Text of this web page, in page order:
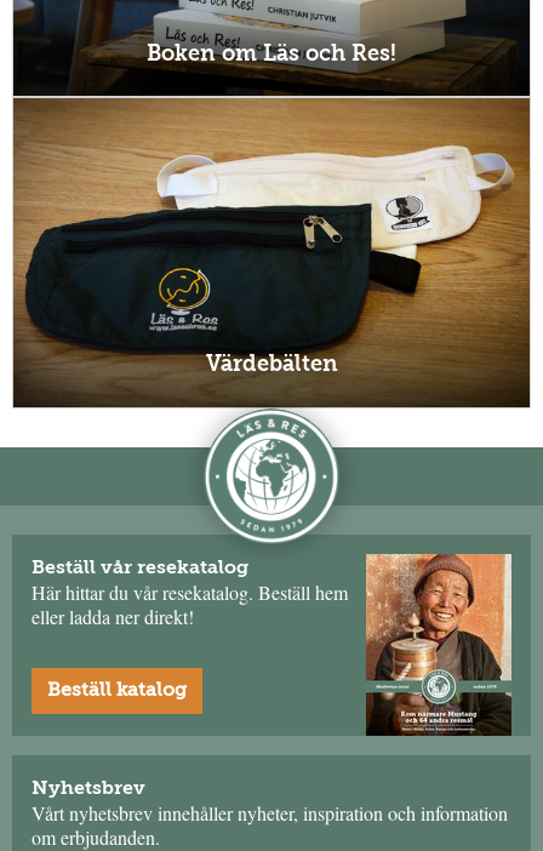
Boken om Läs och Res!
Värdebälten
Beställ vår resekatalog
Här hittar du vår resekatalog. Beställ hem
eller ladda ner direkt!
Beställ katalog
Nyhetsbrev
Vårt nyhetsbrev innehåller nyheter, inspiration och information
om erbjudanden.